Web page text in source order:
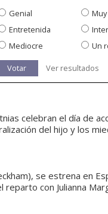
Genial
Entretenida
Mediocre
Un
Votar Ver resultados
celebran el día de
del hijo y los
se estrena en
con Julianna